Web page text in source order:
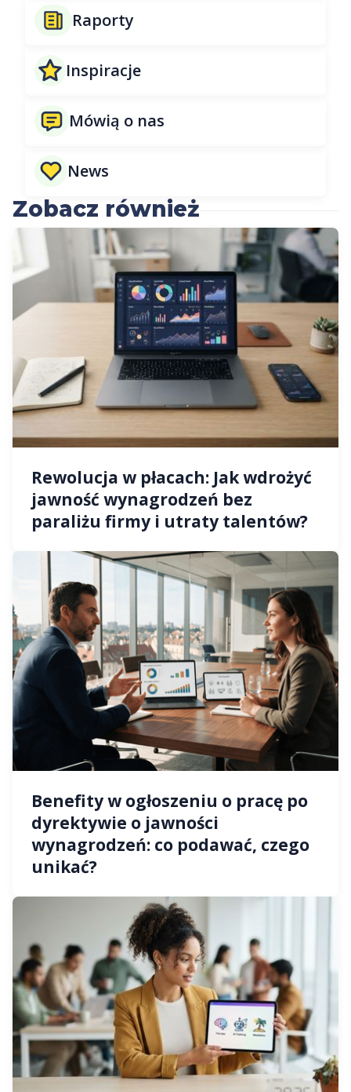
Raporty
Inspiracje
Mówią o nas
News
Zobacz również
Rewolucja w płacach: Jak wdrożyć
jawność wynagrodzeń bez
paraliżu firmy i utraty talentów?
Benefity w ogłoszeniu o pracę po
dyrektywie o jawności
wynagrodzeń: co podawać, czego
unikać?